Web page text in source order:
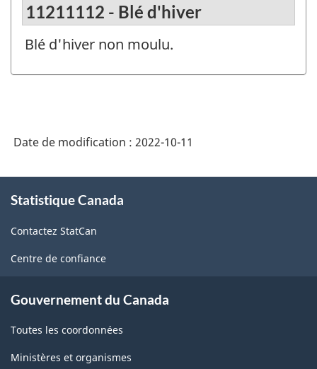
11211112 - Blé d'hiver
Blé d'hiver non moulu.
Date de modification : 2022-10-11
propos
ce
site
Statistique Canada
Contactez StatCan
Centre de confiance
Gouvernement du Canada
Toutes les coordonnées
Ministères et organismes